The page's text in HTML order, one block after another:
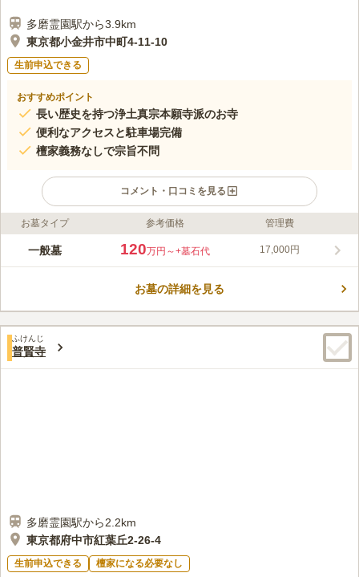
多磨霊園駅から3.9km
東京都小金井市中町4-11-10
生前申込できる
おすすめポイント
長い歴史を持つ浄土真宗本願寺派のお寺
便利なアクセスと駐車場完備
檀家義務なしで宗旨不問
コメント・口コミを見る
ライフドット編集部のコメント
西念寺は、1621年に開創された浄土真宗本願寺派の寺院で、歴
た。JR中央線「武蔵小金井駅」から徒歩約10分の便利な場所に
ます。永代にわたる供養を提供し、安心して利用できる環境で
す。
口コミ評価
この霊園はまだ誰からも評価されていません。
お墓タイプ 参考価格 管理費
一般墓 120万円～+墓石代 17,000円
お墓の詳細を見る
ふけんじ
普賢寺
多磨霊園駅から2.2km
東京都府中市紅葉丘2-26-4
生前申込できる 檀家になる必要なし